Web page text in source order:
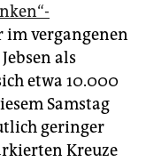
im vergangenen
als
etwa 10.000
Samstag
geringer
Kreuze